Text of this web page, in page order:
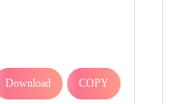
Download COPY